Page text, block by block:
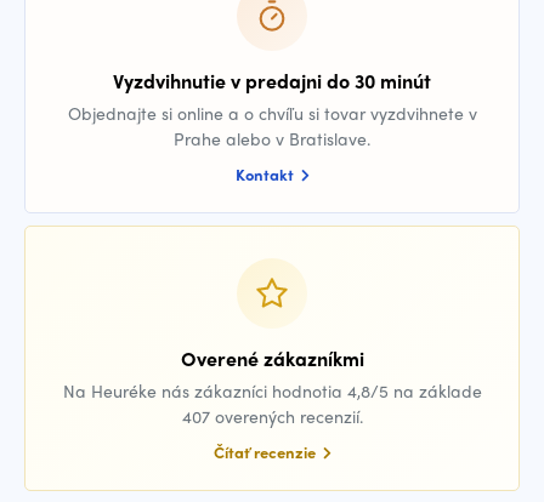
Vyzdvihnutie v predajni do 30 minút
Objednajte si online a o chvíľu si tovar vyzdvihnete v
Prahe alebo v Bratislave.
Kontakt
Overené zákazníkmi
Na Heuréke nás zákazníci hodnotia 4,8/5 na základe
407 overených recenzií.
Čítať recenzie